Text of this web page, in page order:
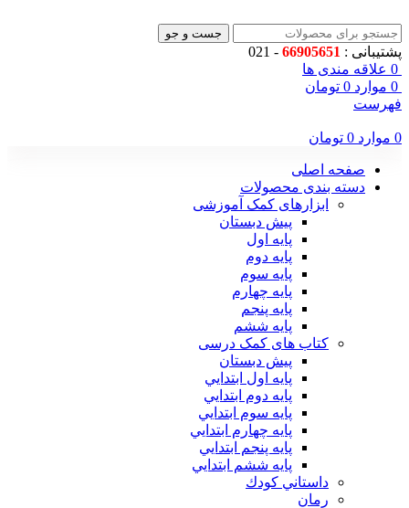
جست و جو
پشتیبانی : 66905651
- 021
0 علاقه مندی ها
0 موارد 0 تومان
فهرست
0 موارد 0 تومان
صفحه اصلی
دسته بندی محصولات
ابزارهای کمک آموزشی
پیش دبستان
پایه اول
پایه دوم
پایه سوم
پایه چهارم
پايه پنجم
پایه ششم
کتاب های کمک درسی
پیش دبستان
پايه اول ابتدايي
پايه دوم ابتدايي
پايه سوم ابتدايي
پايه چهارم ابتدايي
پايه پنجم ابتدايي
پايه ششم ابتدايي
داستاني كودك
رمان